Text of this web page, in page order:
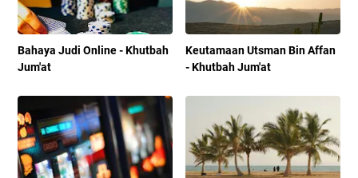
Bahaya Judi Online - Khutbah
Jum'at
Keutamaan Utsman Bin Affan
- Khutbah Jum'at